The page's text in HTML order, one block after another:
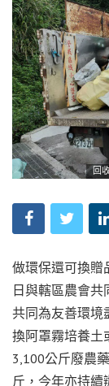
回
做環保還可換贈
日與轄區農會共
共同為友善環境
換阿罩霧培養土
3,100公斤廢農
斤，今年亦持續